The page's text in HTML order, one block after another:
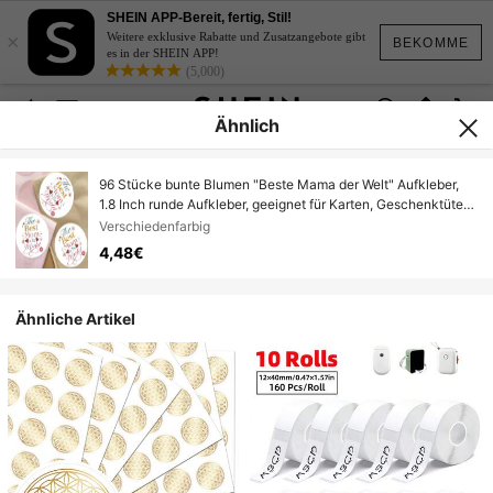
BEKOMME
×
SHEIN APP-Bereit, fertig, Stil!
Weitere exklusive Rabatte und Zusatzangebote gibt
es in der SHEIN APP!
(5,000)
Ähnlich
96 Stücke bunte Blumen "Beste Mama der Welt" Aufkleber,
1.8 Inch runde Aufkleber, geeignet für Karten, Geschenktüten,
Boxen, Einladungen - perfektes Geschenk für Mama,
universelle Etiketten in Englisch
Verschiedenfarbig
4,48€
Ähnliche Artikel